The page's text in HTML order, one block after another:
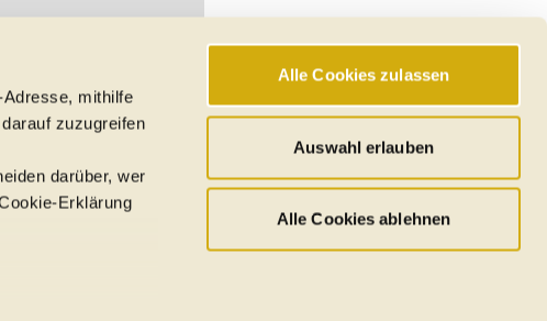
mithilfe
zuzugreifen
darüber, wer
Erklärung
Alle Cookies zulassen
Auswahl erlauben
Alle Cookies ablehnen
Reichweiten
den